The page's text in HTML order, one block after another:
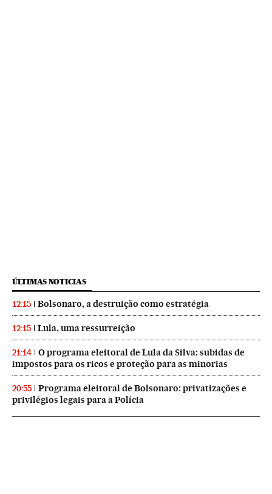
ÚLTIMAS NOTICIAS
12:15 Bolsonaro, a destruição como estratégia
12:15 Lula, uma ressurreição
21:14
O programa eleitoral de Lula da Silva: subidas de
impostos para os ricos e proteção para as minorias
20:55
Programa eleitoral de Bolsonaro: privatizações e
privilégios legais para a Polícia